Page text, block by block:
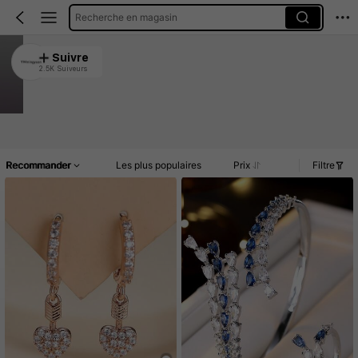
Recherche en magasin
YWmingyuan
4.93
Suivre
2.5K Suiveurs
Recommander Les plus populaires Prix Filtre